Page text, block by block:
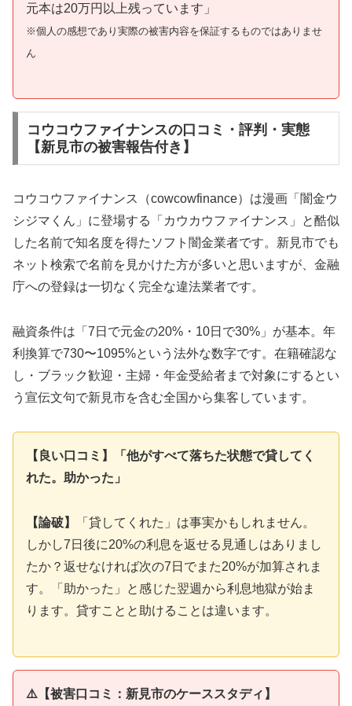
元本は20万円以上残っています」
※個人の感想であり実際の被害内容を保証するものではありませ
ん
コウコウファイナンスの口コミ・評判・実態
【新見市の被害報告付き】
コウコウファイナンス（cowcowfinance）は漫画「闇金ウ
シジマくん」に登場する「カウカウファイナンス」と酷似
した名前で知名度を得たソフト闇金業者です。新見市でも
ネット検索で名前を見かけた方が多いと思いますが、金融
庁への登録は一切なく完全な違法業者です。
融資条件は「7日で元金の20%・10日で30%」が基本。年
利換算で730〜1095%という法外な数字です。在籍確認な
し・ブラック歓迎・主婦・年金受給者まで対象にするとい
う宣伝文句で新見市を含む全国から集客しています。
【良い口コミ】「他がすべて落ちた状態で貸してく
れた。助かった」
【論破】
「貸してくれた」は事実かもしれません。
しかし7日後に20%の利息を返せる見通しはありまし
たか？返せなければ次の7日でまた20%が加算されま
す。「助かった」と感じた翌週から利息地獄が始ま
ります。貸すことと助けることは違います。
⚠️【被害口コミ：新見市のケーススタディ】